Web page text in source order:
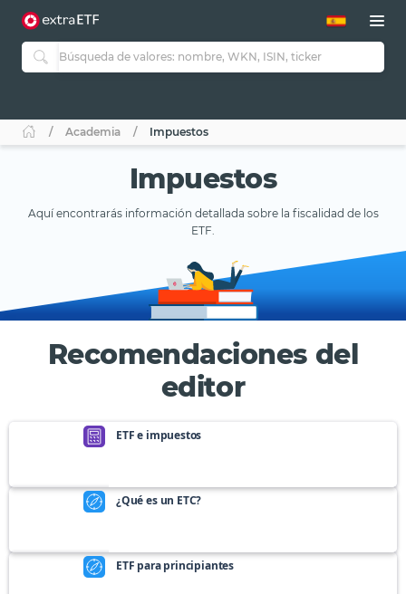
Academia Impuestos
Impuestos
Aquí encontrarás información detallada sobre la fiscalidad de los
ETF.
Recomendaciones del
editor
ETF e impuestos
¿Qué es un ETC?
ETF para principiantes